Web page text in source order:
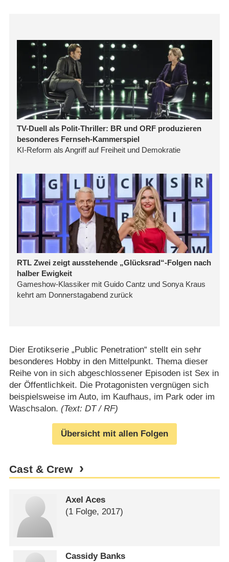
Dier Erotikserie „Public Penetration“ stellt ein sehr
besonderes Hobby in den Mittelpunkt. Thema dieser
Reihe von in sich abgeschlossener Episoden ist Sex in
der Öffentlichkeit. Die Protagonisten vergnügen sich
beispielsweise im Auto, im Kaufhaus, im Park oder im
Waschsalon. (Text: DT / RF)
Übersicht mit allen Folgen
Cast & Crew
Axel Aces
(1 Folge, 2017)
Cassidy Banks